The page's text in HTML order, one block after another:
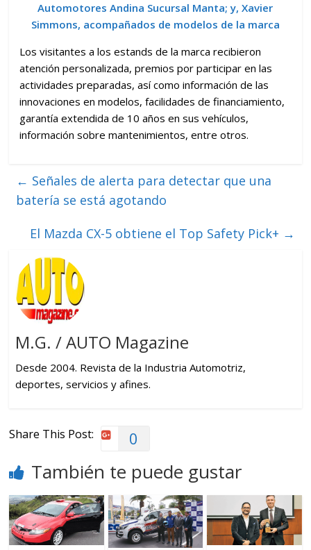
Automotores Andina Sucursal Manta; y, Xavier
Simmons, acompañados de modelos de la marca
Los visitantes a los estands de la marca recibieron
atención personalizada, premios por participar en las
actividades preparadas, así como información de las
innovaciones en modelos, facilidades de financiamiento,
garantía extendida de 10 años en sus vehículos,
información sobre mantenimientos, entre otros.
← Señales de alerta para detectar que una
batería se está agotando
El Mazda CX-5 obtiene el Top Safety Pick+ →
M.G. / AUTO Magazine
Desde 2004. Revista de la Industria Automotriz,
deportes, servicios y afines.
Share This Post: 0
También te puede gustar